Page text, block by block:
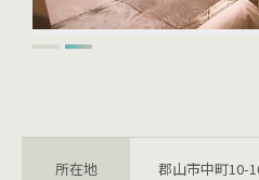
所在地 郡山市中町10-